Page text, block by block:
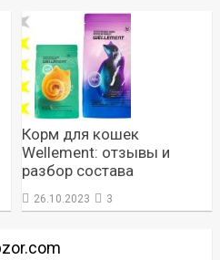
Корм для кошек
Wellement: отзывы и
разбор состава
26.10.2023 3